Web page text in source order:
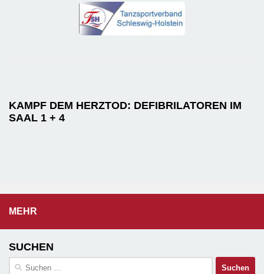
KAMPF DEM HERZTOD: DEFIBRILATOREN IM
SAAL 1 + 4
MEHR
SUCHEN
Suchen